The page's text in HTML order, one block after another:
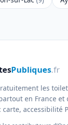
Publiques.fr
les
en France et
carte, accessibilité